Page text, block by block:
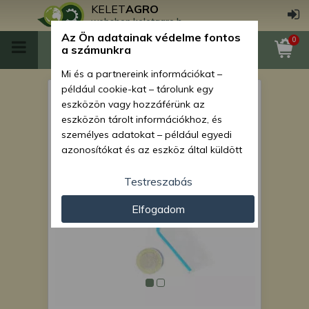
KELETAGRO
webshop.keletagro.hu
0
Pro kerék sárkaparó lemez
(7273) Monosem
vetőgépekhez
Az Ön adatainak védelme fontos
a számunkra
Mi és a partnereink információkat –
például cookie-kat – tárolunk egy
eszközön vagy hozzáférünk az
eszközön tárolt információkhoz, és
személyes adatokat – például egyedi
azonosítókat és az eszköz által küldött
személyre szabott hirdetések és
tartalom nyújtásához, hirdetés- és
tartalomméréshez, nézettségi adatok
gyűjtéséhez, valamint termékek
kifejlesztéséhez és a termékek
javításához. Az Ön engedélyével mi és a
partnereink eszközleolvasásos
módszerrel szerzett pontos geolokációs
Testreszabás
Elfogadom